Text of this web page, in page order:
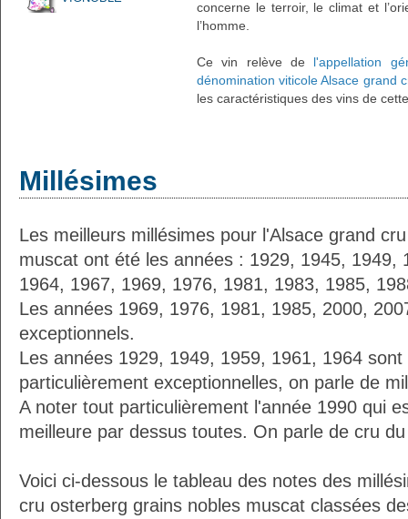
concerne le terroir, le climat et
l’homme.
Ce vin relève de l'appellation
dénomination viticole Alsace grand
les caractéristiques des vins de
Millésimes
Les meilleurs millésimes pour l'Alsace grand
muscat ont été les années : 1929, 1945, 1949,
1964, 1967, 1969, 1976, 1981, 1983, 1985,
Les années 1969, 1976, 1981, 1985, 2000,
exceptionnels.
Les années 1929, 1949, 1959, 1961, 1964
particulièrement exceptionnelles, on parle de
A noter tout particulièrement l'année 1990 qui
meilleure par dessus toutes. On parle de cru
Voici ci-dessous le tableau des notes des
cru osterberg grains nobles muscat classées